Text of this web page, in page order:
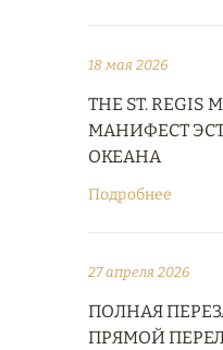
18 мая 2026
THE ST. REGIS
МАНИФЕСТ
ОКЕАНА
Подробнее
27 апреля 2026
ПОЛНАЯ
ПРЯМОЙ